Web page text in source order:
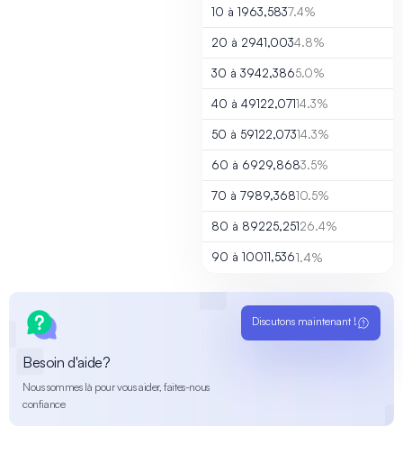
10 à 1963,5837.4%
20 à 2941,0034.8%
30 à 3942,3865.0%
40 à 49122,07114.3%
50 à 59122,07314.3%
60 à 6929,8683.5%
70 à 7989,36810.5%
80 à 89225,25126.4%
90 à 10011,5361.4%
Besoin d'aide?
Nous sommes là pour vous aider, faites-nous
confiance
Discutons maintenant !